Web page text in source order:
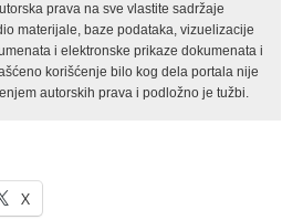
prava na sve vlastite sadržaje
materijale, baze podataka, vizuelizacije
i elektronske prikaze dokumenata i
korišćenje bilo kog dela portala nije
autorskih prava i podložno je tužbi.
X